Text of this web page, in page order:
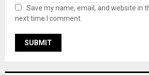
Save my name, email, and website in
next time I comment.